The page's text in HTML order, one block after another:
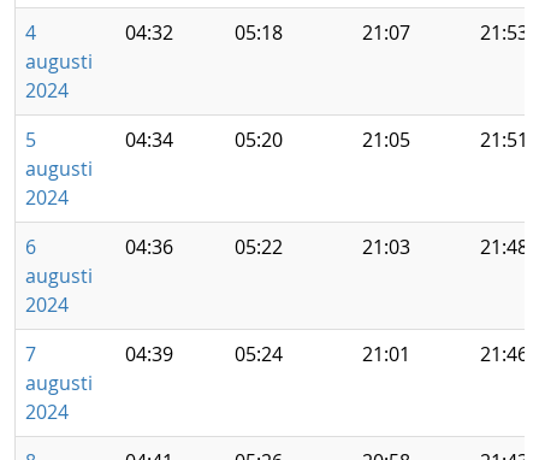
4
augusti
2024
04:32 05:18 21:07 21:53
5
augusti
2024
04:34 05:20 21:05 21:51
6
augusti
2024
04:36 05:22 21:03 21:48
7
augusti
2024
04:39 05:24 21:01 21:46